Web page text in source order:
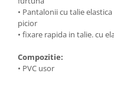
Chingi / Plase bagaj
Lama zapada
Prelata moto/atv/snow
Remorci & Trolii
• Pantalonii cu talie
picior
• fixare rapida in talie. cu
Compozitie:
• PVC usor